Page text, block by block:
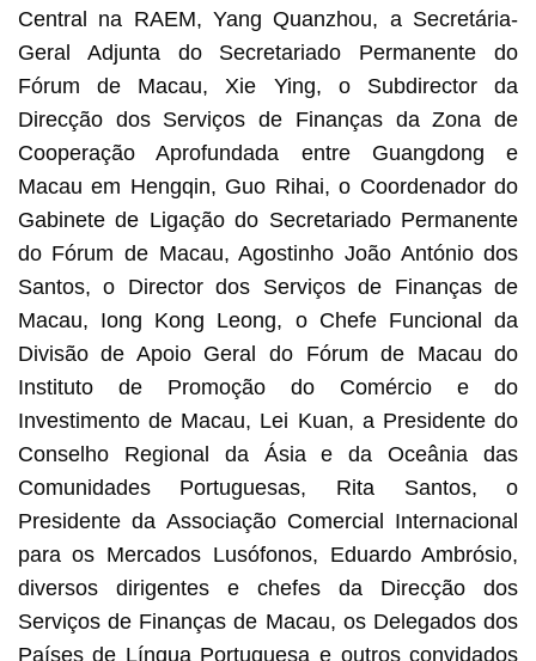
Central na RAEM, Yang Quanzhou, a Secretária-
Geral Adjunta do Secretariado Permanente do
Fórum de Macau, Xie Ying, o Subdirector da
Direcção dos Serviços de Finanças da Zona de
Cooperação Aprofundada entre Guangdong e
Macau em Hengqin, Guo Rihai, o Coordenador do
Gabinete de Ligação do Secretariado Permanente
do Fórum de Macau, Agostinho João António dos
Santos, o Director dos Serviços de Finanças de
Macau, Iong Kong Leong, o Chefe Funcional da
Divisão de Apoio Geral do Fórum de Macau do
Instituto de Promoção do Comércio e do
Investimento de Macau, Lei Kuan, a Presidente do
Conselho Regional da Ásia e da Oceânia das
Comunidades Portuguesas, Rita Santos, o
Presidente da Associação Comercial Internacional
para os Mercados Lusófonos, Eduardo Ambrósio,
diversos dirigentes e chefes da Direcção dos
Serviços de Finanças de Macau, os Delegados dos
Países de Língua Portuguesa e outros convidados